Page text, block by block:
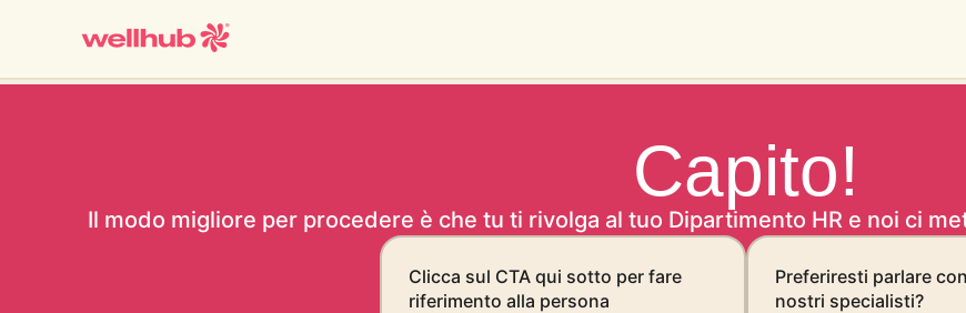
Capito!
Il modo migliore per procedere è che tu ti rivolga al tuo Dipartimento HR e noi ci
Clicca sul CTA qui sotto per fare
riferimento alla persona
Preferiresti parlare
nostri specialisti?